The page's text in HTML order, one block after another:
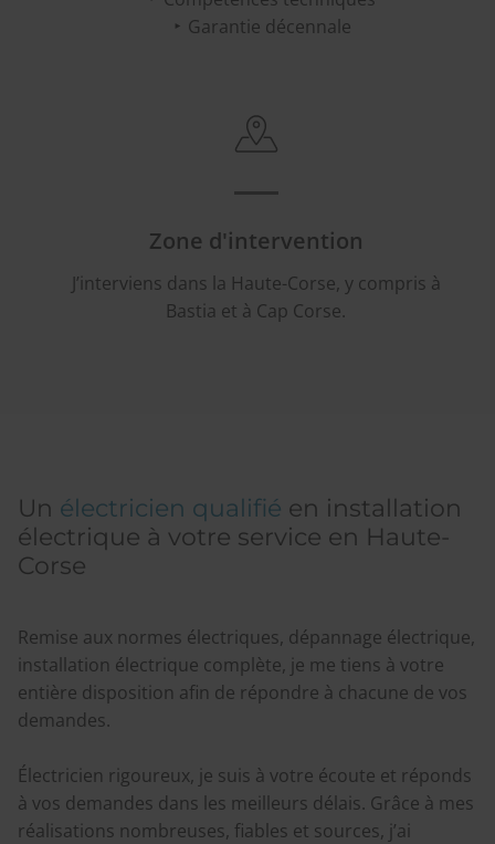
Garantie décennale
Zone d'intervention
J’interviens dans la Haute-Corse, y compris à
Bastia et à Cap Corse.
Un électricien qualifié en installation
électrique à votre service en Haute-
Corse
Remise aux normes électriques, dépannage électrique,
installation électrique complète, je me tiens à votre
entière disposition afin de répondre à chacune de vos
demandes.
Électricien rigoureux, je suis à votre écoute et réponds
à vos demandes dans les meilleurs délais. Grâce à mes
réalisations nombreuses, fiables et sources, j’ai